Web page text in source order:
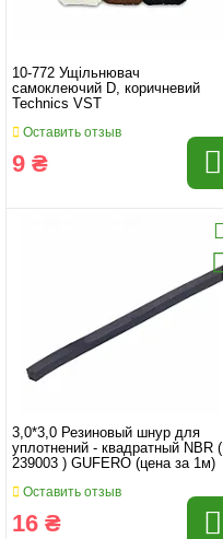
10-772 Ущільнювач
самоклеючий D, коричневий
Technics VST
Оставить отзыв
9 ₴
3,0*3,0 Резиновый шнур для
уплотнений - квадратный NBR (
239003 ) GUFERO (цена за 1м)
Оставить отзыв
16 ₴